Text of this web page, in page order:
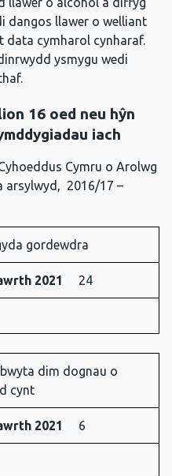
dangos llawer o welliant
data cymharol cynharaf.
ysmygu wedi
16 oed neu hŷn
iach
Cymru o Arolwg
arsylwyd, 2016/17 –
23
gordewdra
2021 24
dim dognau o
cynt
2021 6